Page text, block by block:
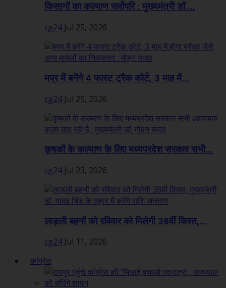
किसानों का कल्याण सर्वोपरि : मुख्यमंत्री डॉ....
cg24 Jul 25, 2026
मप्र में बनेंगे 4 फास्ट ट्रैक कोर्ट, 3 माह में...
cg24 Jul 25, 2026
कृषकों के कल्याण के लिए मध्यप्रदेश सरकार सभी...
cg24 Jul 23, 2026
लाड़ली बहनों को रविवार को मिलेगी 38वीं किश्त,...
cg24 Jul 11, 2026
कांग्रेस